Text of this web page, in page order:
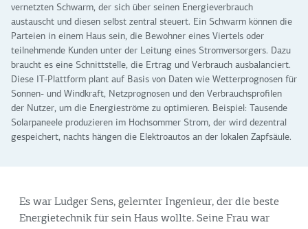
vernetzten Schwarm, der sich über seinen Energieverbrauch
austauscht und diesen selbst zentral steuert. Ein Schwarm können die
Parteien in einem Haus sein, die Bewohner eines Viertels oder
teilnehmende Kunden unter der Leitung eines Stromversorgers. Dazu
braucht es eine Schnittstelle, die Ertrag und Verbrauch ausbalanciert.
Diese IT-Plattform plant auf Basis von Daten wie Wetterprognosen für
Sonnen- und Windkraft, Netzprognosen und den Verbrauchsprofilen
der Nutzer, um die Energieströme zu optimieren. Beispiel: Tausende
Solarpaneele produzieren im Hochsommer Strom, der wird dezentral
gespeichert, nachts hängen die Elektroautos an der lokalen Zapfsäule.
Es war Ludger Sens, gelernter Ingenieur, der die beste
Energietechnik für sein Haus wollte. Seine Frau war